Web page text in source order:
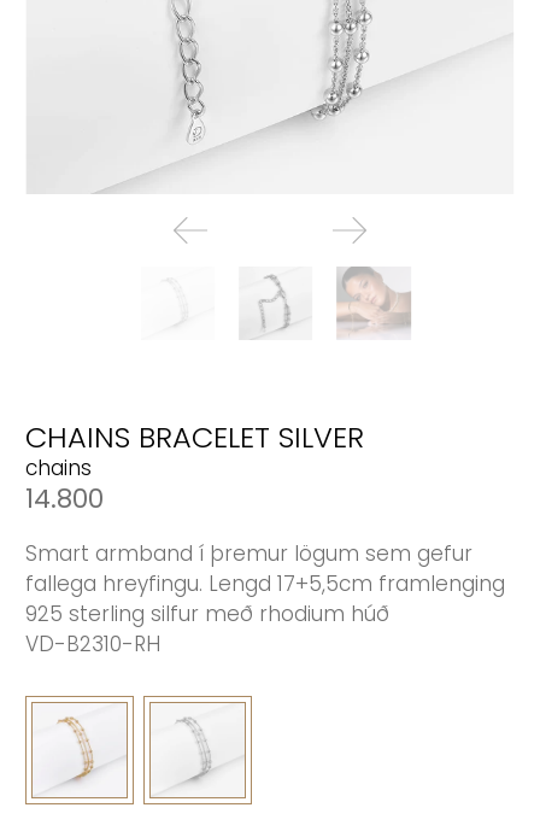
CHAINS BRACELET SILVER
chains
14.800
Smart armband í þremur lögum sem gefur
fallega hreyfingu. Lengd 17+5,5cm framlenging
925 sterling silfur með rhodium húð
VD-B2310-RH